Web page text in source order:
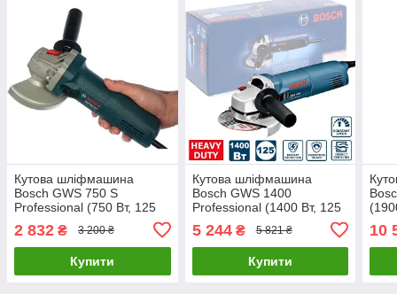
Кутова шліфмашина
Bosch GWS 750 S
Professional (750 Вт, 125
2 832 ₴ 3 200 ₴
Купити
Кутова шліфмашина
Bosch GWS 1400
Professional (1400 Вт, 125
5 244₴ 5 821 ₴
Купити
10